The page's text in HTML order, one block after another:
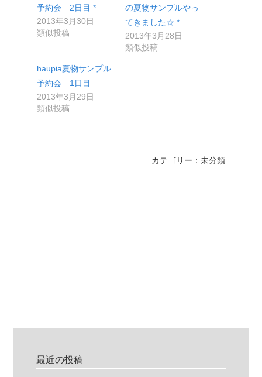
予約会 2日目 *
2013年3月30日
類似投稿
の夏物サンプルやっ
てきました☆ *
2013年3月28日
類似投稿
haupia夏物サンプル
予約会 1日目
2013年3月29日
類似投稿
カテゴリー：未分類
最近の投稿